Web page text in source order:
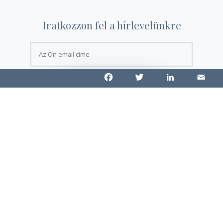
Iratkozzon fel a hírlevelünkre
FacebookTwitter LinkedInEmail